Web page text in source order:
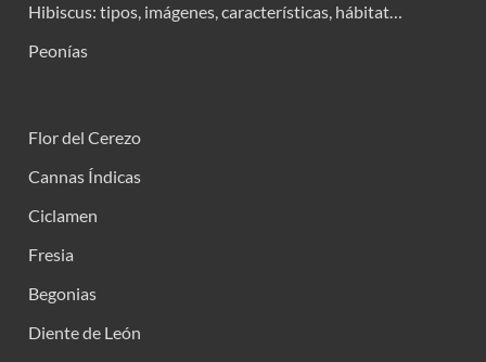
Hibiscus: tipos, imágenes, características, hábitat…
Peonías
Flor del Cerezo
Cannas Índicas
Ciclamen
Fresia
Begonias
Diente de León